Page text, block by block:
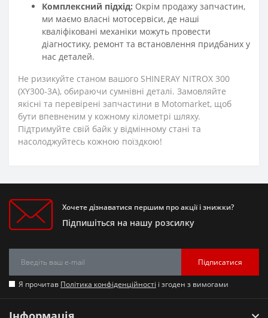
Комплексний підхід: Окрім продажу запчастин,
ми маємо власні мотосервіси, де наші
кваліфіковані механіки можуть провести
діагностику, ремонт та встановлення придбаних у
нас деталей.
Не ризикуйте станом вашого SHINERAY NITROX 300
(XY300-3A), обираючи сумнівні деталі. Замовляйте
якісні та перевірені запчастини в Motomarket, щоб
бути впевненим у кожному кілометрі шляху.
Підтримуйте свій байк у відмінному стані та
насолоджуйтесь кожною поїздкою!
Хочете дізнаватися першим про акції і знижки?
Підпишіться на нашу розсилку
Підписатися
Я прочитав Політика конфіденційності і згоден з вимогами